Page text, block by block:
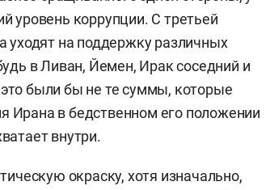
уровень коррупции. С третьей
на поддержку различных
в Ливан, Йемен, Ирак соседний и
были бы не те суммы, которые
Ирана в бедственном его положении
внутри.
окраску, хотя изначально,